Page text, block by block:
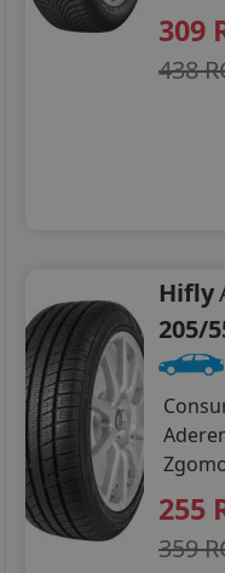
309
438
Hifly
205/
255
359